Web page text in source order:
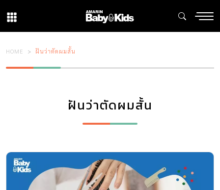
HOME ฝันว่าตัดผมสั้น
ฝันว่าตัดผมสั้น